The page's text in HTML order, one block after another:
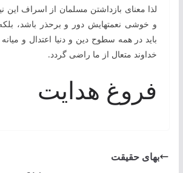
لذا معنای بازداشتن مسلمان از اسراف این
و خوشی نعمت‏هایش دور و برحذر باشد،
باید در همه سطوح دین و دنیا اعتدال و
خداوند متعال از ما راضی گردد.
فروغ هدایت
بهای حقيقت